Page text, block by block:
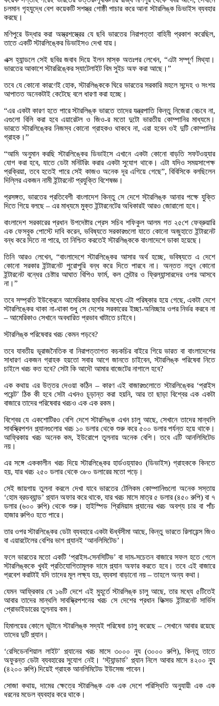
চলমান গৃহযুদ্ধে বেশ কয়েকটি সশস্ত্র গোষ্ঠী পাচার করে আনা স্টারলিঙ্ক ডিভাইস ব্যবহার
করছে।
মণিপুরে উদ্ধার করা অস্ত্রশস্ত্রের যে ছবি ভারতের নিরাপত্তা বাহিনী প্রকাশ করেছিল,
তাতে একটি স্টারলিঙ্কের ডিভাইসও দেখা যায়।
এক্স হ্যান্ডলে সেই ছবির জবাব দিয়ে ইলন মাস্ক অতঃপর লেখেন, “এটা সম্পূর্ণ মিথ্যা।
ভারতের আকাশে স্টাররিঙ্কের স্যাটেলাইট বিম সুইচ অফ করা আছে।”
তবে যে কোনো কারণেই হোক, স্টারলিঙ্ককে ঘিরে ভারতের সরকারি মহলে সন্দেহ ও সংশয়
আপাতত অনেকটাই কেটেছে বলে ধারণা করা হচ্ছে।
“এর একটা কারণ হতে পারে স্টারলিঙ্ক ভারতে তাদের যন্ত্রপাতি কিন্তু নিজেরা বেচবে না,
এগুলো বিলি করা হবে এয়ারেটল ও জিও-র মতো দুটো ভারতীয় কোম্পানির মাধ্যমে।
ভারতে স্টারলিঙ্কের নিজস্ব কোনো গ্রাহকও থাকবে না, এরা হবেন ওই দুটি কোম্পানির
গ্রাহক।”
“আমি অনুমান করছি স্টারলিঙ্কের ডিভাইসে এখানে একটা কোনো বাড়তি সফটওয়্যার
যোগ করা হবে, যাতে ডেটা মনিটরিং করার একটা সুযোগ থাকে। এটা যদিও সময়সাপেক্ষ
প্রক্রিয়া, তবে হতেই পারে সেই কাজও অনেক দূর এগিয়ে গেছে”, বিবিসিকে বলছিলেন
দিল্লির একজন নামী ইন্টারনেট প্রযুক্তি বিশেষজ্ঞ।
প্রসঙ্গত, ভারতের প্রতিবেশী বাংলাদেশ কিন্তু সে দেশে স্টারলিঙ্ক আনার পক্ষে যুক্তি
দিতে গিয়ে বলছে – এর মাধ্যমে মুক্ত ইন্টারনেটের অধিকারই আরও জোরালো হবে।
বাংলাদেশ সরকারের প্রধান উপদেষ্টার প্রেস সচিব শফিকুল আলম গত ২৫শে ফেব্রুয়ারি
এক ফেসবুক পোস্টে দাবি করেন, ভবিষ্যতে সরকারগুলো যাতে কোনো অজুহাতে ইন্টারনেট
বন্ধ করে দিতে না পারে, তা নিশ্চিত করতেই স্টারলিঙ্ককে বাংলাদেশে ডাকা হয়েছে।
তিনি আরও লেখেন, “বাংলাদেশে স্টারলিঙ্কের আসার অর্থ হচ্ছে, ভবিষ্যতে এ দেশে
কোনো সরকার ইন্টারনেট পুরোপুরি বন্ধ করে দিতে পারবে না। অন্তত নতুন কোনো
ইন্টারনেট বন্ধের চেষ্টার আঘাত বিপিও ফার্ম, কল সেন্টার ও ফ্রিল্যান্সারদের ওপর আসবে
না।”
তবে সম্প্রতি ইউক্রেনে আমেরিকার হুমকির মধ্যে এটা পরিষ্কার হয়ে গেছে, একটা দেশে
স্টারলিঙ্কের থাকা না-থাকা শুধু সে দেশের সরকারের ইচ্ছা-অনিচ্ছার ওপর নির্ভর করবে না
– আমেরিকাও সেখানে অবধারিত প্রভাব খাটাতে চাইবে।
স্টারলিঙ্ক পরিষেবার খরচ কেমন পড়বে?
তবে যাবতীয় ভূরাজনৈতিক বা নিরাপত্তাগত কচকচির বাইরে গিয়ে ভারত বা বাংলাদেশের
সাধারণ একজন গ্রাহক হয়তো সবার আগে জানতে চাইবেন, স্টারলিঙ্ক পরিষেবা নিতে
চাইলে খরচ কত হবে? সেটা কি আদৌ আমার বাজেটের নাগালে হবে?
এক কথায় এর উত্তর দেওয়া কঠিন – কারণ এই বাজারগুলোতে স্টারলিঙ্কের ‘প্রাইস
পয়েন্ট’ ঠিক কী হবে সেটা এখনও চূড়ান্ত করা হয়নি, আর তা ছাড়া বিশ্বের এক একটা
বাজারে তাদের পরিষেবার খরচও এক এক রকম।
বিশ্বের যে একশোটিরও বেশি দেশে স্টারলিঙ্ক এখন চালু আছে, সেখানে তাদের মান্থলি
সাবস্ক্রিপশন প্ল্যানগুলোর খরচ ১০ ডলার থেকে শুরু করে ৫০০ ডলার পর্যন্ত হয়ে থাকে।
আফ্রিকায় খরচ অনেক কম, ইউরোপে তুলনায় অনেক বেশি। তবে এটি আনলিমিটেড
নয়।
এর সঙ্গে এককালীন খরচ দিয়ে স্টারলিঙ্কের হার্ডওয়্যারও (ডিভাইস) গ্রাহককে কিনতে
হয়, যার খরচ ২৫০ ডলার থেকে ৩৮০ ডলারের মতো পড়ে।
সেই জায়গায় তুলনা করলে দেখা যাবে ভারতের টেলিকম কোম্পানিগুলো অনেক সস্তায়
‘হোম ব্রডব্যান্ড’ প্ল্যান অফার করে থাকে, যার খরচ মাসে মাত্র ৫ ডলার (৪৫০ রুপি) বা ৭
ডলার (৬০০ রুপি) থেকে শুরু। হাইস্পিড প্রিমিয়াম প্ল্যানের খরচ অবশ্য চার বা পাঁচ
হাজার রুপিও হতে পারে।
তার ওপর স্টারলিঙ্কের ডেটা ব্যবহারে একটা ঊর্ধ্বসীমা আছে, কিন্তু ভারতে রিলায়েন্স জিও
বা এয়ারটেলের বেশির ভাগ প্ল্যানই ‘আনলিমিটেড’।
ফলে ভারতের মতো একটি ‘প্রাইস-সেনসিটিভ’ বা দাম-সচেতন বাজারে সফল হতে গেলে
স্টারলিঙ্ককে খুবই প্রতিযোগিতামূলক দামে প্ল্যান অফার করতে হবে। তবে এই বাজারে
প্রবেশ করাটাই যদি তাদের মূল লক্ষ্য হয়, ব্যবসা বাড়ানো নয় – তাহলে অন্য কথা।
যেমন আফ্রিকার যে ১৬টি দেশে এই মুহূর্তে স্টারলিঙ্ক চালু আছে, তার মধ্যে ৫টিতেই
আবার তাদের মান্থলি সাবস্ক্রিপশনের খরচ সে দেশের প্রধান ফিক্সড ইন্টারনেট সার্ভিস
প্রোভাইডারের তুলনায় কম।
হিমালয়ের কোলে ভুটানে স্টারলিঙ্ক সদ্যই পরিষেবা চালু করেছে – সেখানে আবার রয়েছে
তাদের দুটি প্ল্যান।
‘রেসিডেনশিয়াল লাইট’ প্ল্যানের খরচ মাসে ৩০০০ ন্যু (৩০০০ রুপি), কিন্তু তাতে
অফুরন্ত ডেটা ব্যবহারের সুযোগ নেই। ‘স্ট্যান্ডার্ড’ প্ল্যান নিলে আবার মাসে ৪২০০ ন্যু
(৪২০০ রুপি) দিয়েই গ্রাহক আনলিমিটেড ইউসেজ পাবেন।
সোজা কথায়, দামের ক্ষেত্রে স্টারলিঙ্ক এক এক দেশে পরিস্থিতি অনুযায়ী এক এক
ধরনের মডেল ব্যবহার করে থাকে।